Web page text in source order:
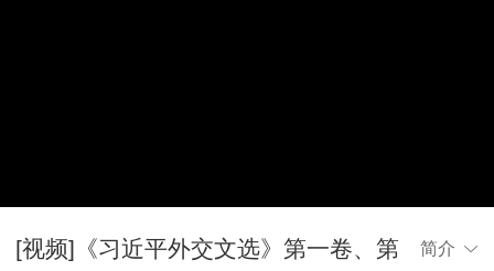
[视频]《习近平外交文选》第一卷、第
简介